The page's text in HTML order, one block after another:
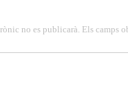
no es publicarà. Els camps